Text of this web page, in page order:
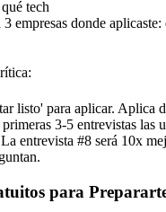
tech
empresas donde
listo' para aplicar. Aplica
3-5 entrevistas las
entrevista #8 será 10x
para